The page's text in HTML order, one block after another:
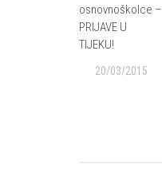
osnovnoškolce –
PRIJAVE U
TIJEKU!
20/03/2015